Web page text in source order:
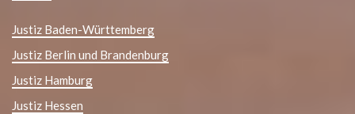
Justiz Baden-Württemberg
Justiz Berlin und Brandenburg
Justiz Hamburg
Justiz Hessen